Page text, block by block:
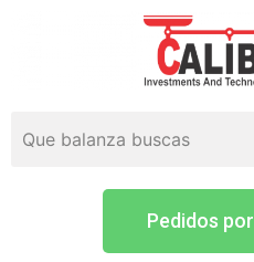
Pedidos